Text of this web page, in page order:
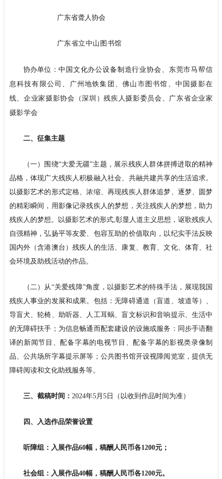
广东省聋人协会
广东省立中山图书馆
协办单位：中国文化办公设备制造行业协会、
东莞市马帮信
息科技有限公司、广州地铁集团、佛山市图书馆、中国摄影在
线、企业家摄影协会（深圳）残疾人摄影委员会、
广东省企业家
摄影学会
二、征集主题
（一）围绕“大爱无疆”主题，展示残疾人群体拼搏进取的精神
品格，体现广大残疾人积极融入社会、共融共建共享的生活追求。
以摄影艺术的形式定格、浓缩、再现残疾人群体追梦、逐梦、圆梦
的精彩瞬间，用影像记录残疾人的梦想，关注残疾人的梦想，助力
残疾人的梦想。以摄影艺术的形式,彰显人道主义思想，讴歌残疾人
自强精神，弘扬平等友爱、包容互助的价值取向，以纪实手法反映
国内外（含港澳台）残疾人的生活、康复、教育、文化、体育、社
会环境及助残活动的作品。
（二）从“关爱残障”角度，以摄影艺术的特殊手法，展现我国
残疾人事业的发展和成果。包括：无障碍通道（盲道、坡道等）、
导盲犬、轮椅、助听器、人工耳蜗、盲文标识和音响提示、生活中
的无障碍扶手；为信息畅通而配套建设的设施或服务：同步手语翻
译的新闻节目、配备字幕的电视节目、配备字幕的影视类录像制
品、公共场所字幕提示屏等；公共图书馆开设视障阅览室，提供无
障碍阅读和文化助残服务等。
三、截稿时间： 2024年5月5日（以收到作品时间为准）
四、入选作品荣誉设置
听障组：入展作品60幅，稿酬人民币各1200元；
社会组：入展作品40幅，稿酬人民币各1200元。